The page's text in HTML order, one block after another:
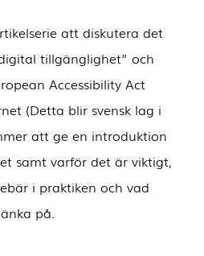
att diskutera det
tillgänglighet” och
Accessibility Act
(Detta blir svensk lag i
att ge en introduktion
samt varför det är viktigt,
i praktiken och vad
på.